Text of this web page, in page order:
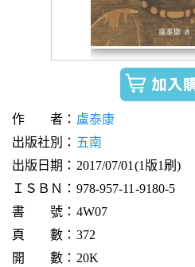
作 者： 盧泰康
出版社別： 五南
出版日期：2017/07/01(1版1刷)
ＩＳＢＮ：978-957-11-9180-5
書 號：4W07
頁 數：372
開 數：20K